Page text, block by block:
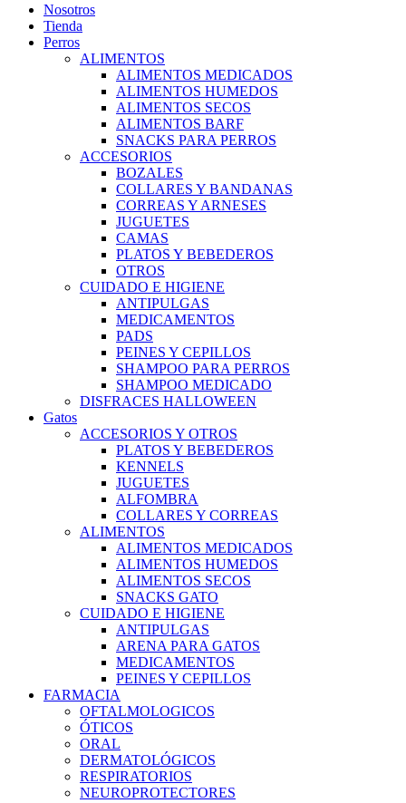
Nosotros
Tienda
Perros
ALIMENTOS
ALIMENTOS MEDICADOS
ALIMENTOS HUMEDOS
ALIMENTOS SECOS
ALIMENTOS BARF
SNACKS PARA PERROS
ACCESORIOS
BOZALES
COLLARES Y BANDANAS
CORREAS Y ARNESES
JUGUETES
CAMAS
PLATOS Y BEBEDEROS
OTROS
CUIDADO E HIGIENE
ANTIPULGAS
MEDICAMENTOS
PADS
PEINES Y CEPILLOS
SHAMPOO PARA PERROS
SHAMPOO MEDICADO
DISFRACES HALLOWEEN
Gatos
ACCESORIOS Y OTROS
PLATOS Y BEBEDEROS
KENNELS
JUGUETES
ALFOMBRA
COLLARES Y CORREAS
ALIMENTOS
ALIMENTOS MEDICADOS
ALIMENTOS HUMEDOS
ALIMENTOS SECOS
SNACKS GATO
CUIDADO E HIGIENE
ANTIPULGAS
ARENA PARA GATOS
MEDICAMENTOS
PEINES Y CEPILLOS
FARMACIA
OFTALMOLOGICOS
ÓTICOS
ORAL
DERMATOLÓGICOS
RESPIRATORIOS
NEUROPROTECTORES